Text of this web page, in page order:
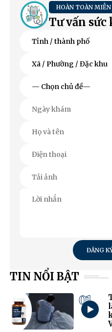
HOÀN TOÀN
Tư vấn
ĐĂNG
TIN NỔI BẬT
01